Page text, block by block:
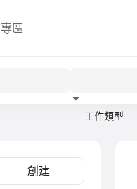
專區
工作類型
創建